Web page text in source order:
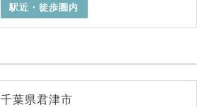
駅近・徒歩圏内
千葉県君津市